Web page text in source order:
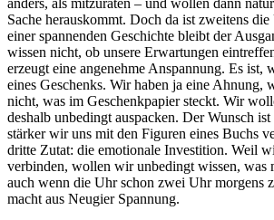
Sache herauskommt. Doch da ist zweitens
einer spannenden Geschichte bleibt der
wissen nicht, ob unsere Erwartungen
erzeugt eine angenehme Anspannung. Es ist,
eines Geschenks. Wir haben ja eine Ahnung,
nicht, was im Geschenkpapier steckt. Wir
deshalb unbedingt auspacken. Der Wunsch ist
stärker wir uns mit den Figuren eines Buchs
dritte Zutat: die emotionale Investition. Weil
verbinden, wollen wir unbedingt wissen, was
auch wenn die Uhr schon zwei Uhr morgens
macht aus Neugier Spannung.